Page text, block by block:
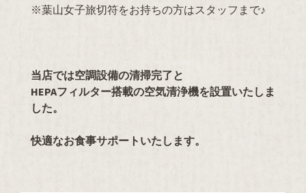
※葉山女子旅切符をお持ちの方はスタッフまで♪
当店では空調設備の清掃完了と
HEPAフィルター搭載の空気清浄機を設置いたしま
した。
快適なお食事サポートいたします。